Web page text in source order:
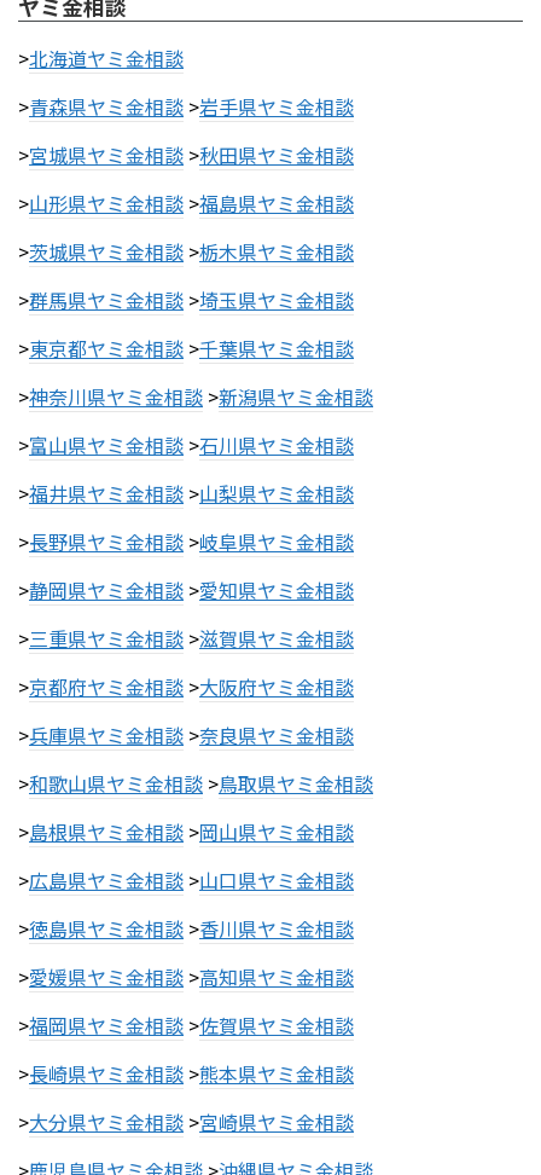
>北海道ヤミ金相談
>青森県ヤミ金相談 >岩手県ヤミ金相談
>宮城県ヤミ金相談 >秋田県ヤミ金相談
>山形県ヤミ金相談 >福島県ヤミ金相談
>茨城県ヤミ金相談 >栃木県ヤミ金相談
>群馬県ヤミ金相談 >埼玉県ヤミ金相談
>東京都ヤミ金相談 >千葉県ヤミ金相談
>神奈川県ヤミ金相談 >新潟県ヤミ金相談
>富山県ヤミ金相談 >石川県ヤミ金相談
>福井県ヤミ金相談 >山梨県ヤミ金相談
>長野県ヤミ金相談 >岐阜県ヤミ金相談
>静岡県ヤミ金相談 >愛知県ヤミ金相談
>三重県ヤミ金相談 >滋賀県ヤミ金相談
>京都府ヤミ金相談 >大阪府ヤミ金相談
>兵庫県ヤミ金相談 >奈良県ヤミ金相談
>和歌山県ヤミ金相談 >鳥取県ヤミ金相談
>島根県ヤミ金相談 >岡山県ヤミ金相談
>広島県ヤミ金相談 >山口県ヤミ金相談
>徳島県ヤミ金相談 >香川県ヤミ金相談
>愛媛県ヤミ金相談 >高知県ヤミ金相談
>福岡県ヤミ金相談 >佐賀県ヤミ金相談
>長崎県ヤミ金相談 >熊本県ヤミ金相談
>大分県ヤミ金相談 >宮崎県ヤミ金相談